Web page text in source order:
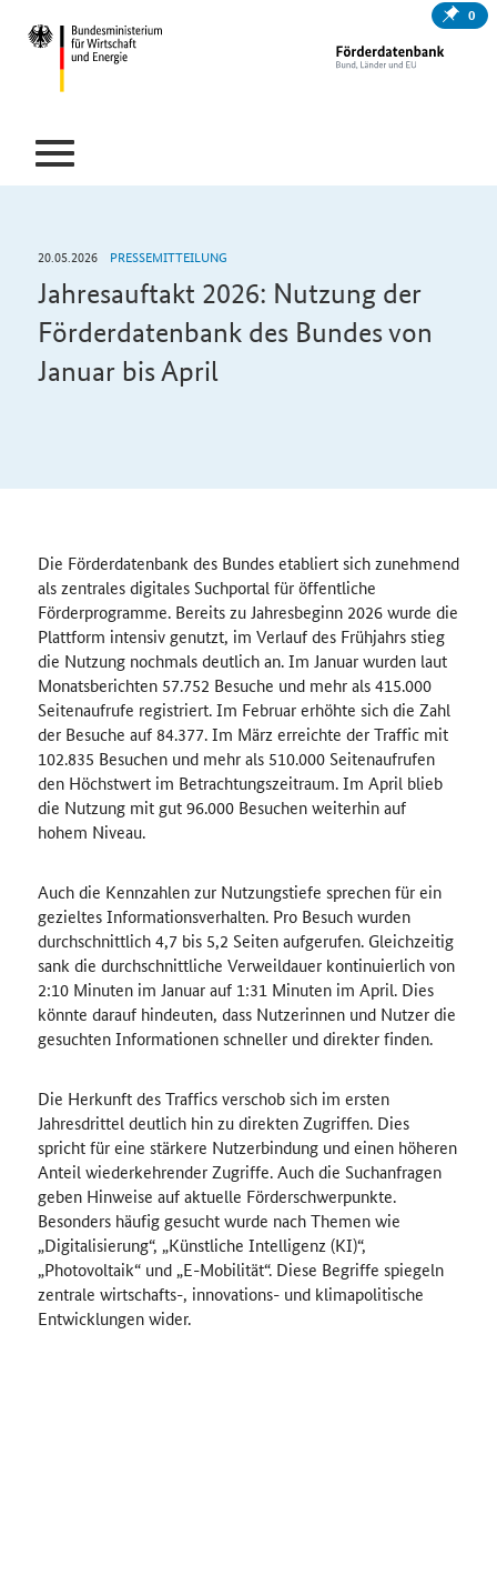
0
20.05.2026 PRESSEMITTEILUNG
Jahresauftakt 2026: Nutzung der
Förderdatenbank des Bundes von
Januar bis April
Die Förderdatenbank des Bundes etabliert sich zunehmend
als zentrales digitales Suchportal für öffentliche
Förderprogramme. Bereits zu Jahresbeginn 2026 wurde die
Plattform intensiv genutzt, im Verlauf des Frühjahrs stieg
die Nutzung nochmals deutlich an. Im Januar wurden laut
Monatsberichten 57.752 Besuche und mehr als 415.000
Seitenaufrufe registriert. Im Februar erhöhte sich die Zahl
der Besuche auf 84.377. Im März erreichte der Traffic mit
102.835 Besuchen und mehr als 510.000 Seitenaufrufen
den Höchstwert im Betrachtungszeitraum. Im April blieb
die Nutzung mit gut 96.000 Besuchen weiterhin auf
hohem Niveau.
Auch die Kennzahlen zur Nutzungstiefe sprechen für ein
gezieltes Informationsverhalten. Pro Besuch wurden
durchschnittlich 4,7 bis 5,2 Seiten aufgerufen. Gleichzeitig
sank die durchschnittliche Verweildauer kontinuierlich von
2:10 Minuten im Januar auf 1:31 Minuten im April. Dies
könnte darauf hindeuten, dass Nutzerinnen und Nutzer die
gesuchten Informationen schneller und direkter finden.
Die Herkunft des Traffics verschob sich im ersten
Jahresdrittel deutlich hin zu direkten Zugriffen. Dies
spricht für eine stärkere Nutzerbindung und einen höheren
Anteil wiederkehrender Zugriffe. Auch die Suchanfragen
geben Hinweise auf aktuelle Förderschwerpunkte.
Besonders häufig gesucht wurde nach Themen wie
„Digitalisierung“, „Künstliche Intelligenz (KI)“,
„Photovoltaik“ und „E-Mobilität“. Diese Begriffe spiegeln
zentrale wirtschafts-, innovations- und klimapolitische
Entwicklungen wider.